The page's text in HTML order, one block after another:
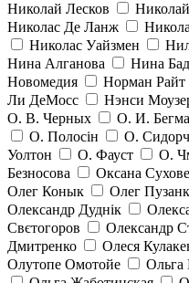
Николай Лесков
Николас Де Ланж
Николас Уайзмен
Нина Алганова
Нина
Новомедия
Норман Райт
Ли ДеМосс
Нэнси
О. В. Черных
О. И. Бегма
О. Полосін
О.
Уолтон
О. Фауст О.
Безносова
Оксана
Олег Конык
Олег
Олександр Дуднік
Свєтогоров
Олександр
Дмитренко
Олеся
Олутопе Омотойе
Ольга